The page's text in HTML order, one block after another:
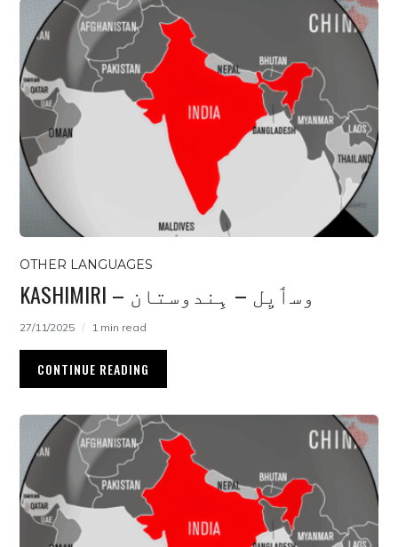
OTHER LANGUAGES
KASHIMIRI – وسٲیِل – ہِندوستان
27/11/2025 1 min read
CONTINUE READING